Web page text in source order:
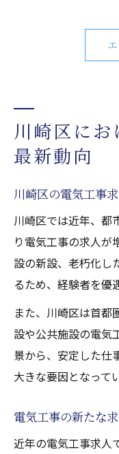
川崎区に
最新動向
川崎区の電気工事
川崎区では近年、都
り電気工事の求人が
設の新設、老朽化し
るため、経験者を優
また、川崎区は首都
設や公共施設の電気
景から、安定した仕
大きな要因となって
電気工事の新たな
近年の電気工事求人